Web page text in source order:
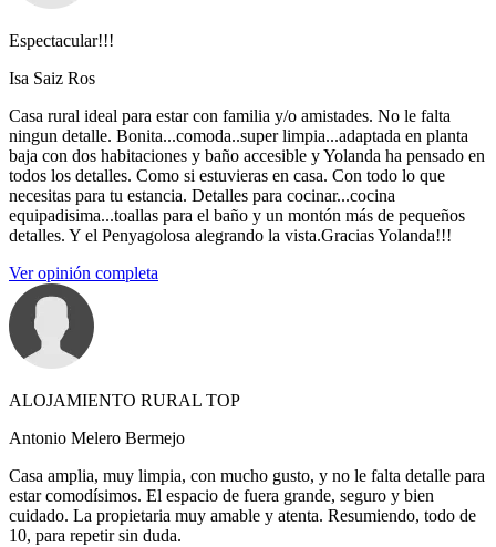
Espectacular!!!
Isa Saiz Ros
Casa rural ideal para estar con familia y/o amistades. No le falta
ningun detalle. Bonita...comoda..super limpia...adaptada en planta
baja con dos habitaciones y baño accesible y Yolanda ha pensado en
todos los detalles. Como si estuvieras en casa. Con todo lo que
necesitas para tu estancia. Detalles para cocinar...cocina
equipadisima...toallas para el baño y un montón más de pequeños
detalles. Y el Penyagolosa alegrando la vista.Gracias Yolanda!!!
Ver opinión completa
ALOJAMIENTO RURAL TOP
Antonio Melero Bermejo
Casa amplia, muy limpia, con mucho gusto, y no le falta detalle para
estar comodísimos. El espacio de fuera grande, seguro y bien
cuidado. La propietaria muy amable y atenta. Resumiendo, todo de
10, para repetir sin duda.